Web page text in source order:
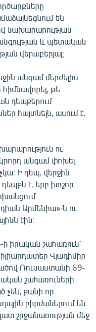
են
նախարարության
և պետական
վերաբերյալ։
անգամ մերժելիս
թե
դեպքերում
հայտնելն, ասում է,
ու
անգամ փոխել
Ի դեպ, վերջին
է, երբ խոշոր
Արմենիա»-ն ու
էին։
իրական շահառուն՝
Վլադիմիր
Ռուսաստանի 69-
շահառուների
չեն, քանի որ
բիրժաներում են
շրջանառության մեջ